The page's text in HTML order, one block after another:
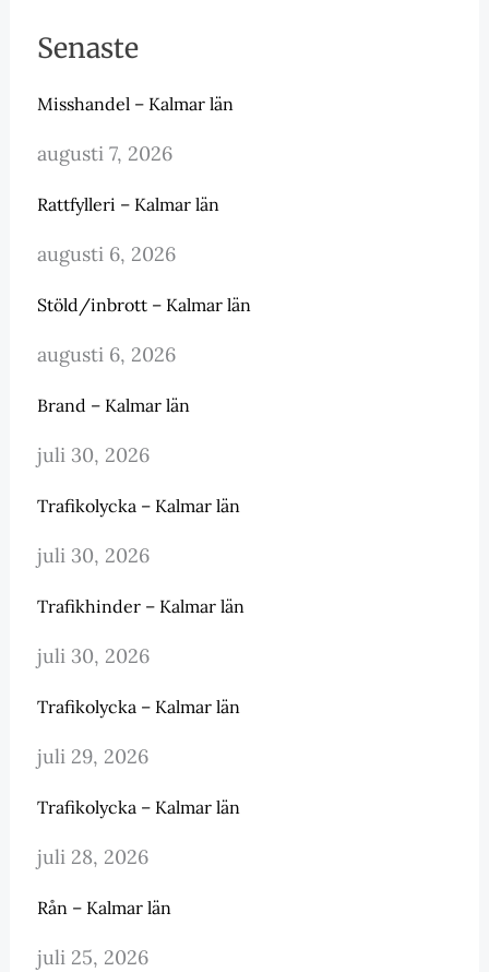
Senaste
Misshandel – Kalmar län
augusti 7, 2026
Rattfylleri – Kalmar län
augusti 6, 2026
Stöld/inbrott – Kalmar län
augusti 6, 2026
Brand – Kalmar län
juli 30, 2026
Trafikolycka – Kalmar län
juli 30, 2026
Trafikhinder – Kalmar län
juli 30, 2026
Trafikolycka – Kalmar län
juli 29, 2026
Trafikolycka – Kalmar län
juli 28, 2026
Rån – Kalmar län
juli 25, 2026